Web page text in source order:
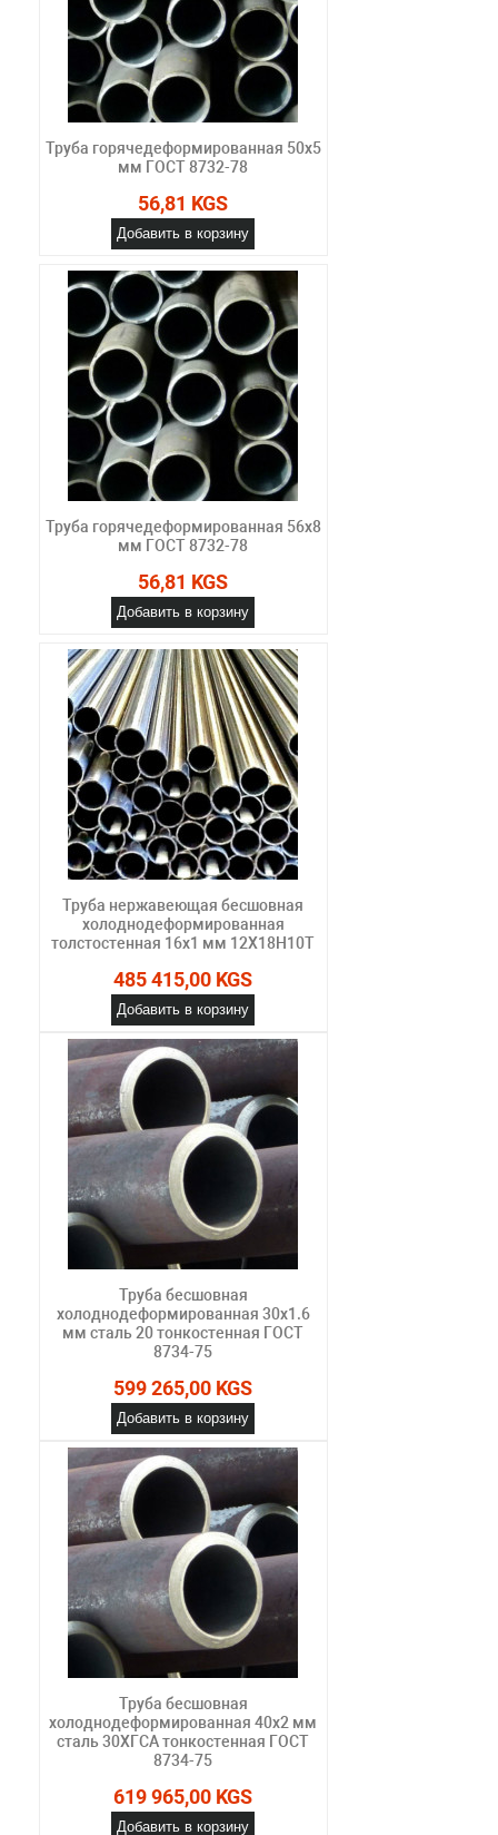
Труба горячедеформированная 50х5
мм ГОСТ 8732-78
56,81 KGS
Добавить в корзину
Труба горячедеформированная 56х8
мм ГОСТ 8732-78
56,81 KGS
Добавить в корзину
Труба нержавеющая бесшовная
холоднодеформированная
толстостенная 16х1 мм 12Х18Н10Т
485 415,00 KGS
Добавить в корзину
Труба бесшовная
холоднодеформированная 30х1.6
мм сталь 20 тонкостенная ГОСТ
8734-75
599 265,00 KGS
Добавить в корзину
Труба бесшовная
холоднодеформированная 40х2 мм
сталь 30ХГСА тонкостенная ГОСТ
8734-75
619 965,00 KGS
Добавить в корзину